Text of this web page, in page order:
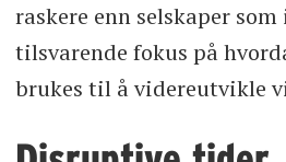
raskere enn selskaper
tilsvarende fokus på
brukes til å videreutvikle